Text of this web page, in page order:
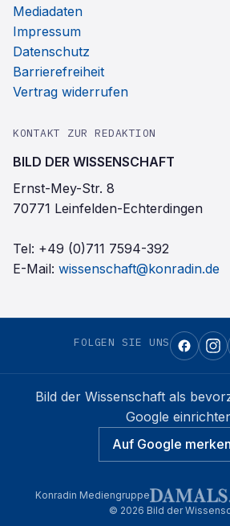
Mediadaten
Impressum
Datenschutz
Barrierefreiheit
Vertrag widerrufen
KONTAKT ZUR REDAKTION
BILD DER WISSENSCHAFT
Ernst-Mey-Str. 8
70771 Leinfelden-Echterdingen
Tel: +49 (0)711 7594-392
E-Mail: wissenschaft@konradin.de
FOLGEN SIE UNS
Bild der Wissenschaft als
Google
Auf Google
Konradin Mediengruppe
© 2026 Bild der